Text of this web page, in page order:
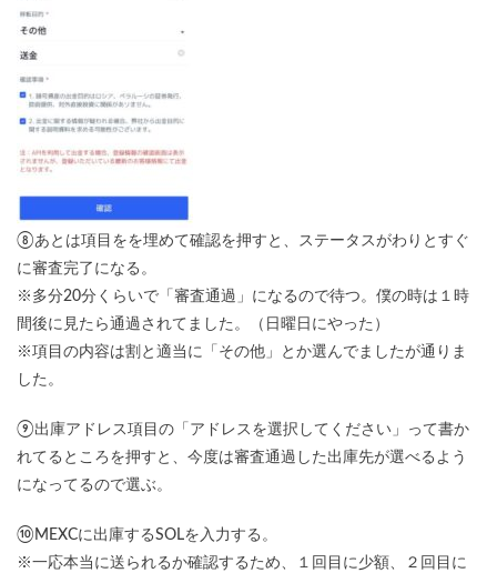
⑧あとは項目をを埋めて確認を押すと、ステータスがわりとすぐ
に審査完了になる。
※多分20分くらいで「審査通過」になるので待つ。僕の時は１時
間後に見たら通過されてました。（日曜日にやった）
※項目の内容は割と適当に「その他」とか選んでましたが通りま
した。
⑨出庫アドレス項目の「アドレスを選択してください」って書か
れてるところを押すと、今度は審査通過した出庫先が選べるよう
になってるので選ぶ。
⑩MEXCに出庫するSOLを入力する。
※一応本当に送られるか確認するため、１回目に少額、２回目に